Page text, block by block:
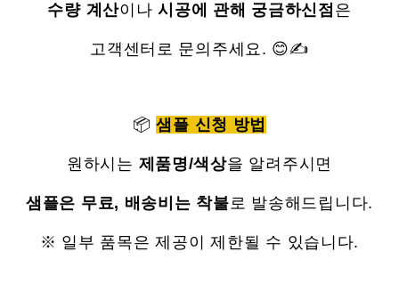
수량 계산이나시공에 관해 궁금하신점 은
고객센터로 문의주세요. 😊✍
📦샘플 신청 방법
원하시는 제품명/색상을 알려주시면
샘플은 무료, 배송비는 착불로 발송해드립니다.
※ 일부 품목은 제공이 제한될 수 있습니다.